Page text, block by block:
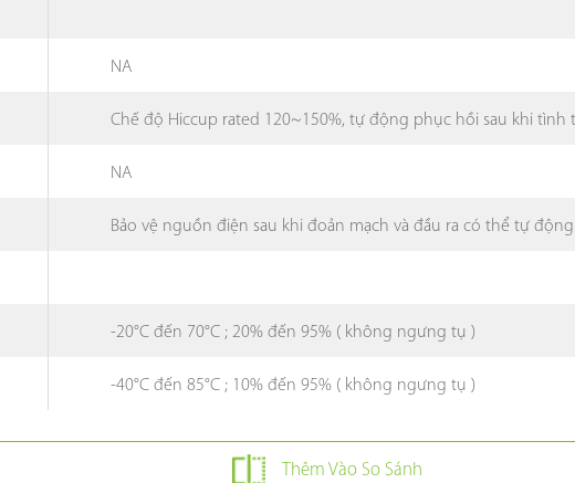
NA
Chế độ Hiccup rated 120~150%, tự động phục hồi sau khi tình
NA
Bảo vệ nguồn điện sau khi đoản mạch và đầu ra có thể tự
-20°C đến 70°C ; 20% đến 95% ( không ngưng tụ )
-40°C đến 85°C ; 10% đến 95% ( không ngưng tụ )
Thêm Vào So Sánh